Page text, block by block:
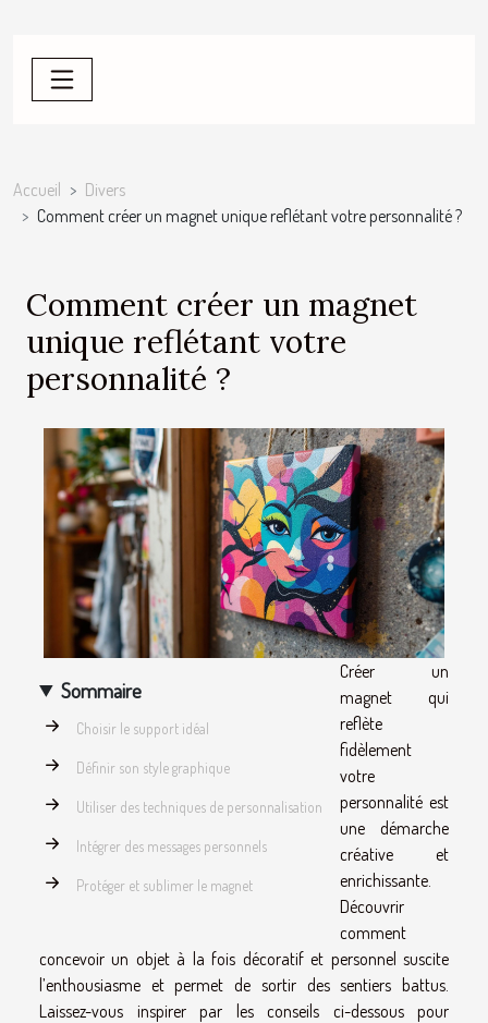
Accueil
Divers
Comment créer un magnet unique reflétant votre personnalité ?
Comment créer un magnet
unique reflétant votre
personnalité ?
Sommaire
Choisir le support idéal
Définir son style graphique
Utiliser des techniques de personnalisation
Intégrer des messages personnels
Protéger et sublimer le magnet
Créer un
magnet qui
reflète
fidèlement
votre
personnalité est
une démarche
créative et
enrichissante.
Découvrir
comment
concevoir un objet à la fois décoratif et personnel suscite
l’enthousiasme et permet de sortir des sentiers battus.
Laissez-vous inspirer par les conseils ci-dessous pour